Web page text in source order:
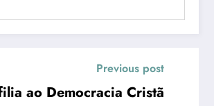
Previous post
ao Democracia Cristã